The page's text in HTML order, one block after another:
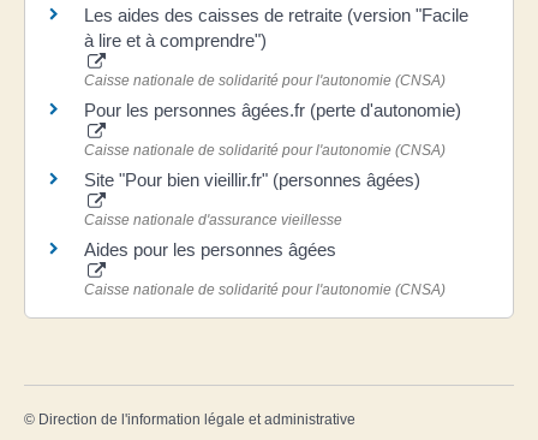
Les aides des caisses de retraite (version "Facile
à lire et à comprendre")
Caisse nationale de solidarité pour l'autonomie (CNSA)
Pour les personnes âgées.fr (perte d'autonomie)
Caisse nationale de solidarité pour l'autonomie (CNSA)
Site "Pour bien vieillir.fr" (personnes âgées)
Caisse nationale d'assurance vieillesse
Aides pour les personnes âgées
Caisse nationale de solidarité pour l'autonomie (CNSA)
© Direction de l'information légale et administrative